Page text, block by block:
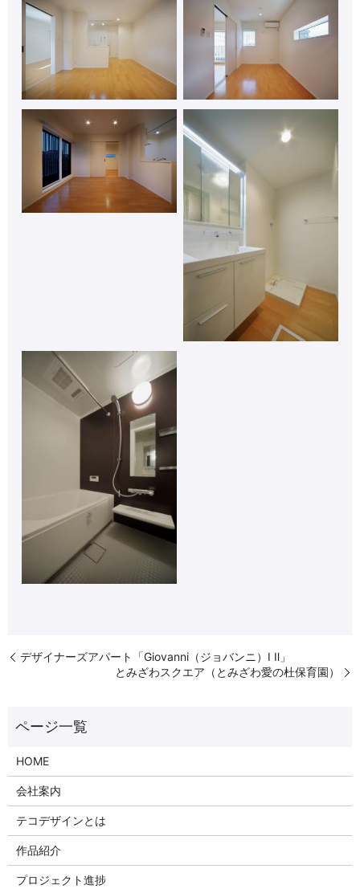
デザイナーズアパート「Giovanni（ジョバンニ）Ⅰ Ⅱ」
とみざわスクエア（とみざわ愛の杜保育園）
HOME
会社案内
テコデザインとは
作品紹介
プロジェクト進捗